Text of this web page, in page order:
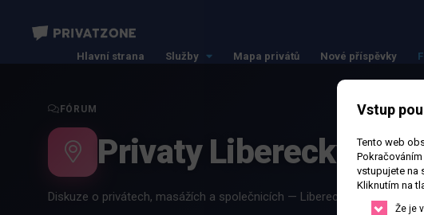
Hlavní strana Služby Mapa privátů Nové příspěvky
FÓRUM
Privaty Liberecký kraj
Diskuze o privátech, masážích a společnicích — Liberecký kraj.
Vstup
Tento web
vstupujete na
Kliknutím na
Že je